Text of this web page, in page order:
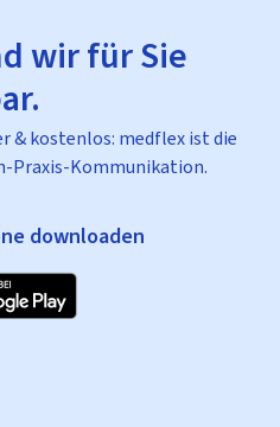
wir für Sie
& kostenlos: medflex ist die
Praxis-Kommunikation.
downloaden